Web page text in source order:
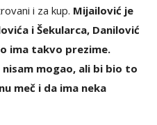
i za kup. Mijailović je
i Šekularca, Danilović
ima takvo prezime.
mogao, ali bi bio to
meč i da ima neka